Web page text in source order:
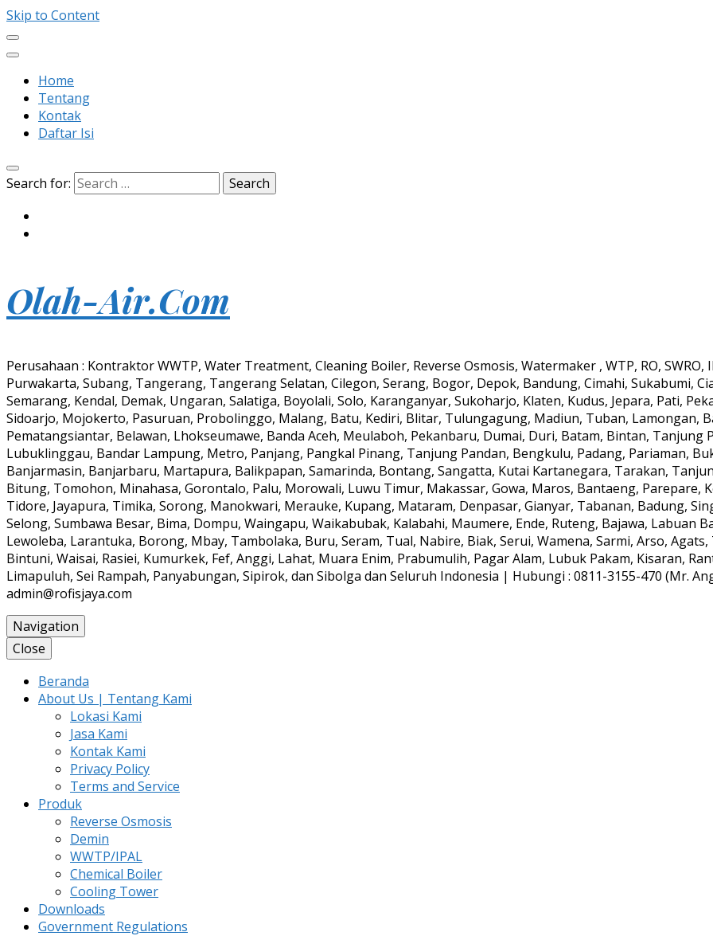
Skip to Content
Home
Tentang
Kontak
Daftar Isi
Search for:
Olah-Air.Com
Perusahaan : Kontraktor WWTP, Water Treatment, Cleaning Boiler, Reverse Osmosis, Watermaker , WTP, RO,
Purwakarta, Subang, Tangerang, Tangerang Selatan, Cilegon, Serang, Bogor, Depok, Bandung, Cimahi, Sukabumi,
Semarang, Kendal, Demak, Ungaran, Salatiga, Boyolali, Solo, Karanganyar, Sukoharjo, Klaten, Kudus, Jepara, Pati,
Sidoarjo, Mojokerto, Pasuruan, Probolinggo, Malang, Batu, Kediri, Blitar, Tulungagung, Madiun, Tuban, Lamongan,
Pematangsiantar, Belawan, Lhokseumawe, Banda Aceh, Meulaboh, Pekanbaru, Dumai, Duri, Batam, Bintan, Tanjung
Lubuklinggau, Bandar Lampung, Metro, Panjang, Pangkal Pinang, Tanjung Pandan, Bengkulu, Padang, Pariaman,
Banjarmasin, Banjarbaru, Martapura, Balikpapan, Samarinda, Bontang, Sangatta, Kutai Kartanegara, Tarakan,
Bitung, Tomohon, Minahasa, Gorontalo, Palu, Morowali, Luwu Timur, Makassar, Gowa, Maros, Bantaeng, Parepare,
Tidore, Jayapura, Timika, Sorong, Manokwari, Merauke, Kupang, Mataram, Denpasar, Gianyar, Tabanan, Badung,
Selong, Sumbawa Besar, Bima, Dompu, Waingapu, Waikabubak, Kalabahi, Maumere, Ende, Ruteng, Bajawa, Labuan
Lewoleba, Larantuka, Borong, Mbay, Tambolaka, Buru, Seram, Tual, Nabire, Biak, Serui, Wamena, Sarmi, Arso,
Bintuni, Waisai, Rasiei, Kumurkek, Fef, Anggi, Lahat, Muara Enim, Prabumulih, Pagar Alam, Lubuk Pakam, Kisaran,
Limapuluh, Sei Rampah, Panyabungan, Sipirok, dan Sibolga dan Seluruh Indonesia | Hubungi : 0811-3155-470 (Mr.
admin@rofisjaya.com
Navigation
Close
Beranda
About Us | Tentang Kami
Lokasi Kami
Jasa Kami
Kontak Kami
Privacy Policy
Terms and Service
Produk
Reverse Osmosis
Demin
WWTP/IPAL
Chemical Boiler
Cooling Tower
Downloads
Government Regulations